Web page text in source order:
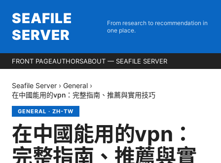
SEAFILE
SERVER
From research to recommendation in
one place.
FRONT PAGEAUTHORSABOUT — SEAFILE SERVER
Seafile Server › General ›
在中國能用的vpn：完整指南、推薦與實用技巧
GENERAL · ZH-TW
在中國能用的vpn：
完整指南、推薦與實